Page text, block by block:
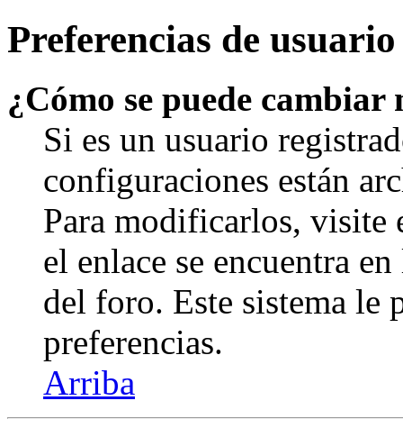
Preferencias de
¿Cómo se puede
Si es un usuario
configuraciones están
Para modificarlos, visite
el enlace se encuentra
del foro. Este sistema le
preferencias.
Arriba